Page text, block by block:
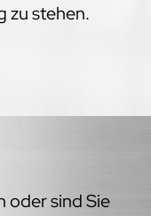
zu stehen.
oder sind Sie